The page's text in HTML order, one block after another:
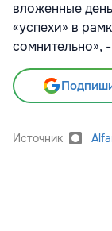
вложенные
«успехи» в
сомнительно»,
Источник